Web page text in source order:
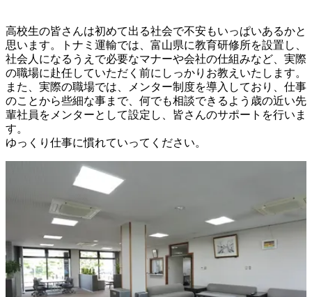
高校生の皆さんは初めて出る社会で不安もいっぱいあるかと
思います。トナミ運輸では、富山県に教育研修所を設置し、
社会人になるうえで必要なマナーや会社の仕組みなど、実際
の職場に赴任していただく前にしっかりお教えいたします。
また、実際の職場では、メンター制度を導入しており、仕事
のことから些細な事まで、何でも相談できるよう歳の近い先
輩社員をメンターとして設定し、皆さんのサポートを行いま
す。
ゆっくり仕事に慣れていってください。